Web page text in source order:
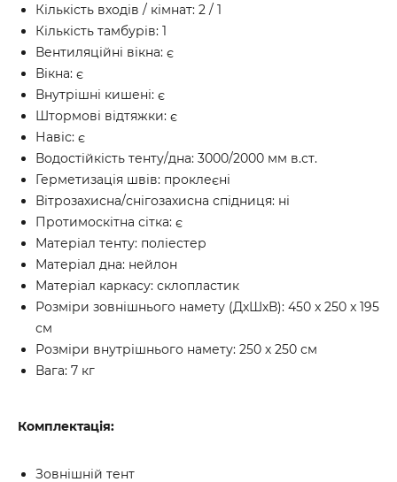
Кількість входів / кімнат: 2 / 1
Кількість тамбурів: 1
Вентиляційні вікна: є
Вікна: є
Внутрішні кишені: є
Штормові відтяжки: є
Навіс: є
Водостійкість тенту/дна: 3000/2000 мм в.ст.
Герметизація швів: проклеєні
Вітрозахисна/снігозахисна спідниця: ні
Протимоскітна сітка: є
Матеріал тенту: поліестер
Матеріал дна: нейлон
Матеріал каркасу: склопластик
Розміри зовнішнього намету (ДхШхВ): 450 x 250 x 195
см
Розміри внутрішнього намету: 250 х 250 см
Вага: 7 кг
Комплектація:
Зовнішній тент